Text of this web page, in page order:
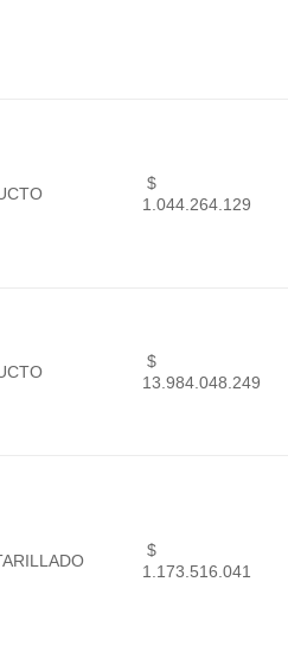
$
1.044.264.129
$
13.984.048.249
$
1.173.516.041